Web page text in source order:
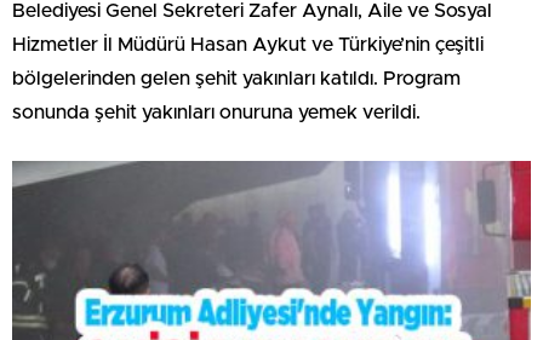
Belediyesi Genel Sekreteri Zafer Aynalı, Aile ve Sosyal
Hizmetler İl Müdürü Hasan Aykut ve Türkiye’nin çeşitli
bölgelerinden gelen şehit yakınları katıldı. Program
sonunda şehit yakınları onuruna yemek verildi.